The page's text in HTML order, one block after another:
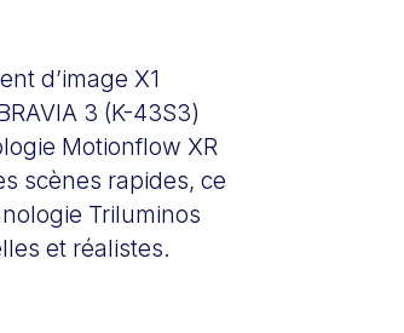
d’image X1
3 (K-43S3)
Motionflow XR
scènes rapides, ce
Triluminos
et réalistes.